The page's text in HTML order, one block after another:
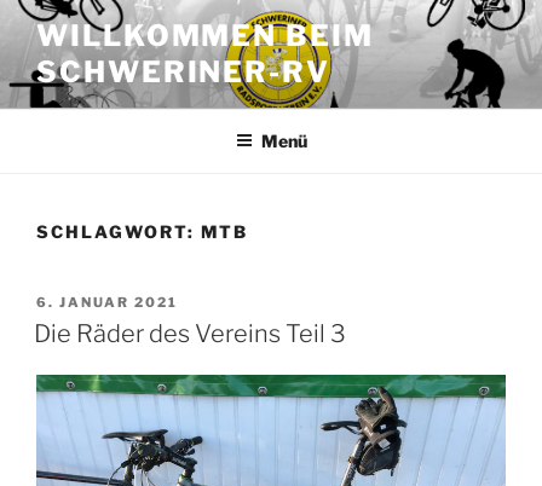
Zum
Inhalt
springen
WILLKOMMEN BEIM
SCHWERINER-RV
Menü
SCHLAGWORT: MTB
VERÖFFENTLICHT
AM
6. JANUAR 2021
Die Räder des Vereins Teil 3